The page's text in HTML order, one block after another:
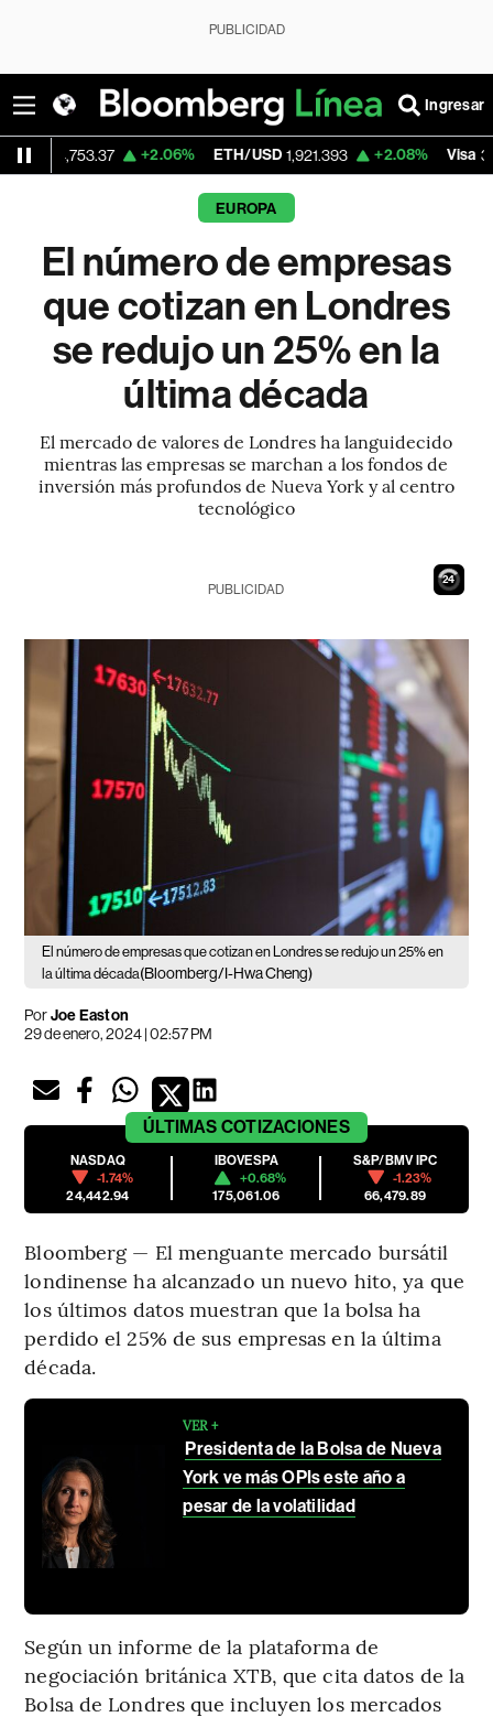
PUBLICIDAD
Ingresar
+2.06% ETH/USD 1,921.393 +2.08% Visa 368.73
EUROPA
El número de empresas
que cotizan en Londres
se redujo un 25% en la
última década
El mercado de valores de Londres ha languidecido
mientras las empresas se marchan a los fondos de
inversión más profundos de Nueva York y al centro
tecnológico
23
PUBLICIDAD
El número de empresas que cotizan en Londres se redujo un 25% en
la última década(Bloomberg/I-Hwa Cheng)
PorJoe Easton
29 de enero, 2024 | 02:57 PM
ÚLTIMAS COTIZACIONES
NASDAQ
-1.74%
24,442.94
IBOVESPA
+0.68%
175,061.06
S&P/BMV IPC
-1.23%
66,479.89
Bloomberg — El menguante mercado bursátil
londinense ha alcanzado un nuevo hito, ya que
los últimos datos muestran que la bolsa ha
perdido el 25% de sus empresas en la última
década.
VER +
Presidenta de la Bolsa de Nueva
York ve más OPIs este año a
pesar de la volatilidad
Según un informe de la plataforma de
negociación británica XTB, que cita datos de la
Bolsa de Londres que incluyen los mercados